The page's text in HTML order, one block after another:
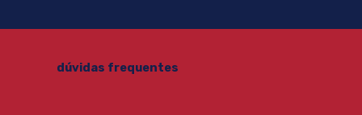
dúvidas frequentes